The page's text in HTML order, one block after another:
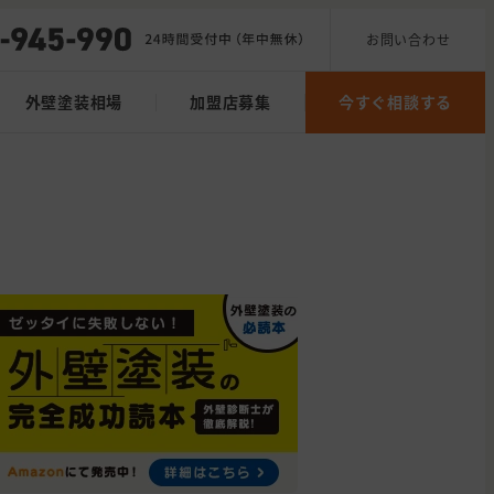
お問い合わせ
外壁塗装相場 加盟店募集 今すぐ相談する